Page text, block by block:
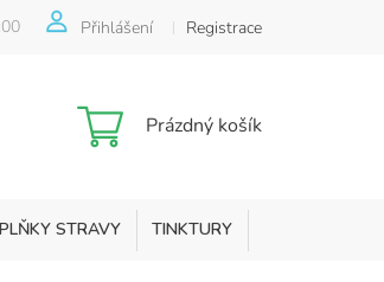
Přihlášení Registrace
Nákupní
Prázdný košík
STRAVY TINKTURY